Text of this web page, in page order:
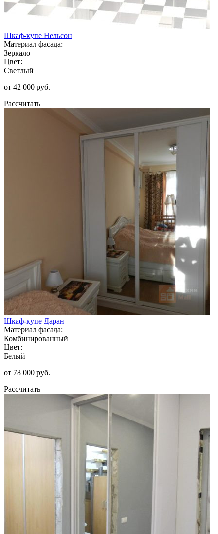
Шкаф-купе Нельсон
Материал фасада:
Зеркало
Цвет:
Светлый
от 42 000 руб.
Рассчитать
Шкаф-купе Даран
Материал фасада:
Комбинированный
Цвет:
Белый
от 78 000 руб.
Рассчитать